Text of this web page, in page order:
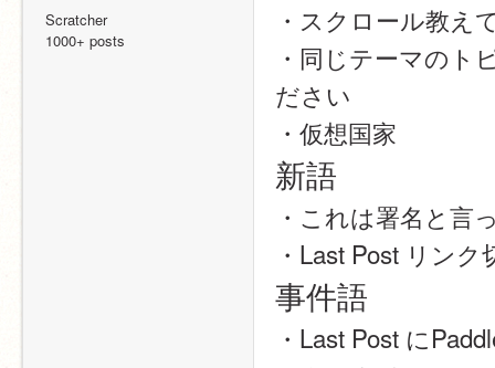
Scratcher
1000+ posts
・スクロール教え
・同じテーマの
ださい
・仮想国家
新語
・これは署名と言
・Last Post リン
事件語
・Last Post に